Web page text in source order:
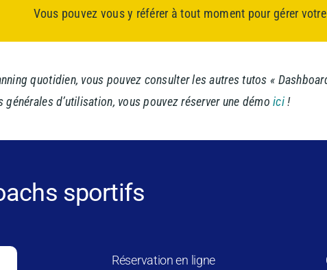
Vous pouvez vous y référer à tout moment pour gérer
quotidien, vous pouvez consulter les autres tutos «
générales d’utilisation, vous pouvez réserver une démoici!
sportifs
Réservation en ligne